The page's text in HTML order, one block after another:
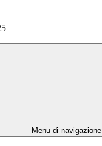
Menu di navigazione